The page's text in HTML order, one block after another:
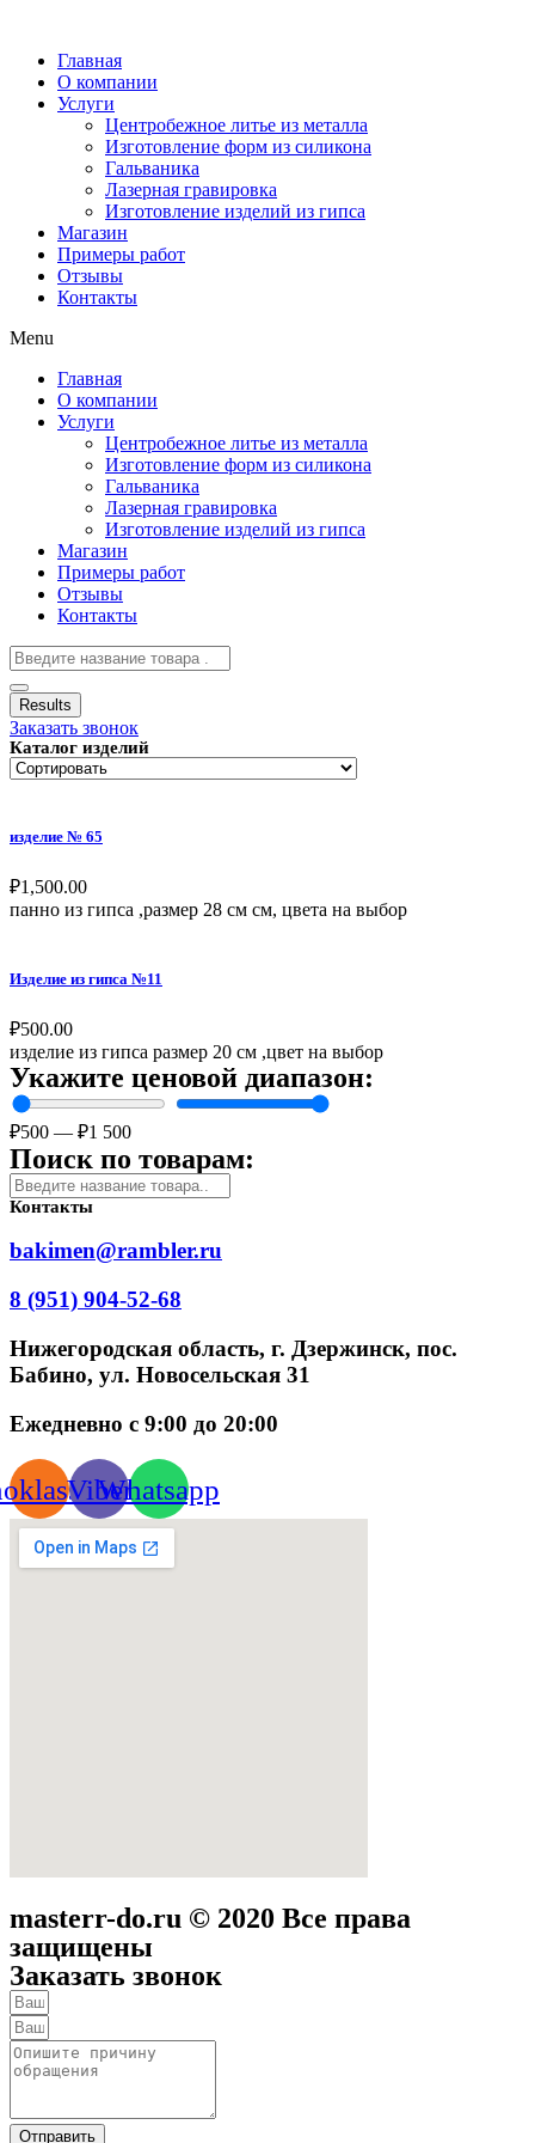
Главная
О компании
Услуги
Центробежное литье из металла
Изготовление форм из силикона
Гальваника
Лазерная гравировка
Изготовление изделий из гипса
Магазин
Примеры работ
Отзывы
Контакты
Menu
Главная
О компании
Услуги
Центробежное литье из металла
Изготовление форм из силикона
Гальваника
Лазерная гравировка
Изготовление изделий из гипса
Магазин
Примеры работ
Отзывы
Контакты
Results
Заказать звонок
Каталог изделий
изделие № 65
₽1,500.00
панно из гипса ,размер 28 см см, цвета на выбор
Изделие из гипса №11
₽500.00
изделие из гипса размер 20 см ,цвет на выбор
Укажите ценовой диапазон:
₽500 — ₽1 500
Поиск по товарам:
Контакты
bakimen@rambler.ru
8 (951) 904-52-68
Нижегородская область, г. Дзержинск, пос.
Бабино, ул. Новосельская 31
Ежедневно с 9:00 до 20:00
ViberWhatsapp
masterr-do.ru © 2020 Все права
защищены
Заказать звонок
Отправить